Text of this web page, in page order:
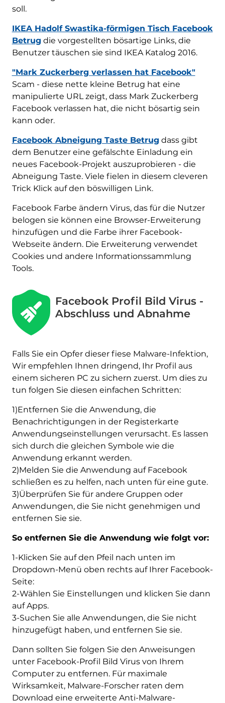
soll.
IKEA Hadolf Swastika-förmigen Tisch Facebook
Betrug die vorgestellten bösartige Links, die
Benutzer täuschen sie sind IKEA Katalog 2016.
"Mark Zuckerberg verlassen hat Facebook"
Scam - diese nette kleine Betrug hat eine
manipulierte URL zeigt, dass Mark Zuckerberg
Facebook verlassen hat, die nicht bösartig sein
kann oder.
Facebook Abneigung Taste Betrug dass gibt
dem Benutzer eine gefälschte Einladung ein
neues Facebook-Projekt auszuprobieren - die
Abneigung Taste. Viele fielen in diesem cleveren
Trick Klick auf den böswilligen Link.
Facebook Farbe ändern Virus, das für die Nutzer
belogen sie können eine Browser-Erweiterung
hinzufügen und die Farbe ihrer Facebook-
Webseite ändern. Die Erweiterung verwendet
Cookies und andere Informationssammlung
Tools.
Facebook Profil Bild Virus -
Abschluss und Abnahme
Falls Sie ein Opfer dieser fiese Malware-Infektion,
Wir empfehlen Ihnen dringend, Ihr Profil aus
einem sicheren PC zu sichern zuerst. Um dies zu
tun folgen Sie diesen einfachen Schritten:
1)Entfernen Sie die Anwendung, die
Benachrichtigungen in der Registerkarte
Anwendungseinstellungen verursacht. Es lassen
sich durch die gleichen Symbole wie die
Anwendung erkannt werden.
2)Melden Sie die Anwendung auf Facebook
schließen es zu helfen, nach unten für eine gute.
3)Überprüfen Sie für andere Gruppen oder
Anwendungen, die Sie nicht genehmigen und
entfernen Sie sie.
So entfernen Sie die Anwendung wie folgt vor:
1-Klicken Sie auf den Pfeil nach unten im
Dropdown-Menü oben rechts auf Ihrer Facebook-
Seite:
2-Wählen Sie Einstellungen und klicken Sie dann
auf Apps.
3-Suchen Sie alle Anwendungen, die Sie nicht
hinzugefügt haben, und entfernen Sie sie.
Dann sollten Sie folgen Sie den Anweisungen
unter Facebook-Profil Bild Virus von Ihrem
Computer zu entfernen. Für maximale
Wirksamkeit, Malware-Forscher raten dem
Download eine erweiterte Anti-Malware-